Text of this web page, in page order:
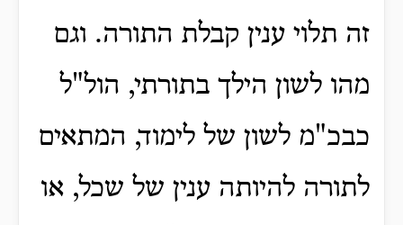
זה תלוי ענין קבלת התורה. וגם
מהו לשון הילך בתורתי, הול"ל
כבכ"מ לשון של לימוד, המתאים
לתורה להיותה ענין של שכל, או